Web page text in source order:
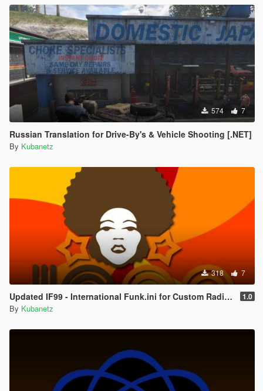
574 7
Russian Translation for Drive-By's & Vehicle Shooting [.NET]
By Kubanetz
318 7
Updated IF99 - International Funk.ini for Custom Radio Stations by stillhere 1.0
By Kubanetz